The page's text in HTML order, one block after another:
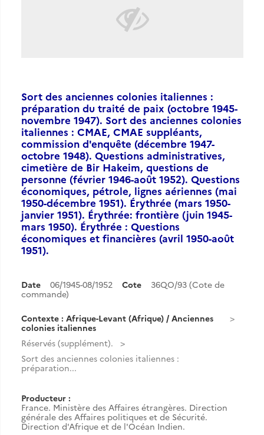
Sort des anciennes colonies italiennes :
préparation du traité de paix (octobre 1945-
novembre 1947). Sort des anciennes colonies
italiennes : CMAE, CMAE suppléants,
commission d'enquête (décembre 1947-
octobre 1948). Questions administratives,
cimetière de Bir Hakeim, questions de
personne (février 1946-août 1952). Questions
économiques, pétrole, lignes aériennes (mai
1950-décembre 1951). Érythrée (mars 1950-
janvier 1951). Érythrée: frontière (juin 1945-
mars 1950). Érythrée : Questions
économiques et financières (avril 1950-août
1951).
Date 06/1945-08/1952 Cote
36QO/93 (Cote de
commande)
Contexte : Afrique-Levant (Afrique) / Anciennes
colonies italiennes
Réservés (supplément).
Sort des anciennes colonies italiennes :
préparation...
Producteur :
France. Ministère des Affaires étrangères. Direction
générale des Affaires politiques et de Sécurité.
Direction d'Afrique et de l'Océan Indien.